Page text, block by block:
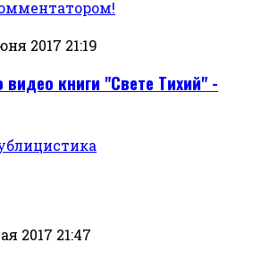
2017 21:19
видео книги "Свете Тихий" -
2017 21:47